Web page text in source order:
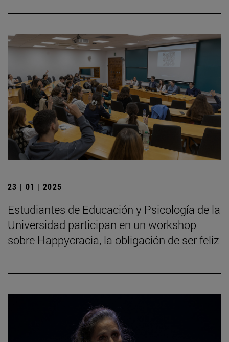
23 | 01 | 2025
Estudiantes de Educación y Psicología de la
Universidad participan en un workshop
sobre Happycracia, la obligación de ser feliz